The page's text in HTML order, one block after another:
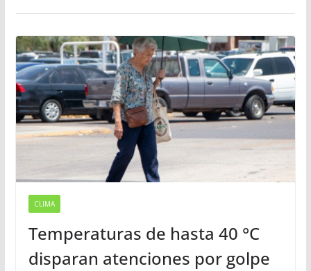
CLIMA
Temperaturas de hasta 40 °C
disparan atenciones por golpe